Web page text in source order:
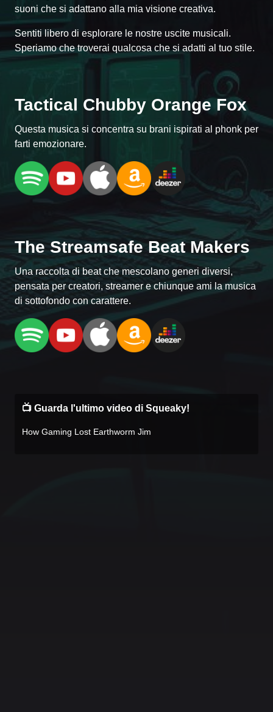
suoni che si adattano alla mia visione creativa.
Sentiti libero di esplorare le nostre uscite musicali.
Speriamo che troverai qualcosa che si adatti al tuo stile.
Tactical Chubby Orange Fox
Questa musica si concentra su brani ispirati al phonk per
farti emozionare.
The Streamsafe Beat Makers
Una raccolta di beat che mescolano generi diversi,
pensata per creatori, streamer e chiunque ami la musica
di sottofondo con carattere.
📺 Guarda l'ultimo video di Squeaky!
How Gaming Lost Earthworm Jim